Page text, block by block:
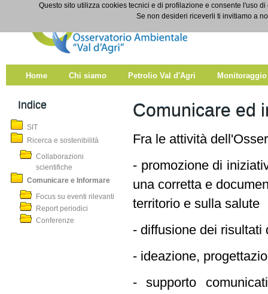
Salta al contenuto
Comunicare e Informare
Home Chi siamo Petrolio Val d'Agri Monitoraggio
Indice
SIT
Ricerca e sostenibilità
Collaborazioni
scientifiche
Comunicare e Informare
Focus su eventi rilevanti
Report periodici
Conferenze
Comunicare ed
Fra le attività
- promozione di
una corretta e
territorio e sulla salute
- diffusione dei risultati
- ideazione,
- supporto
Questo sito utilizza cookies tecnici e di profilazione e consente l'uso
Se non desideri riceverli ti invitiamo a